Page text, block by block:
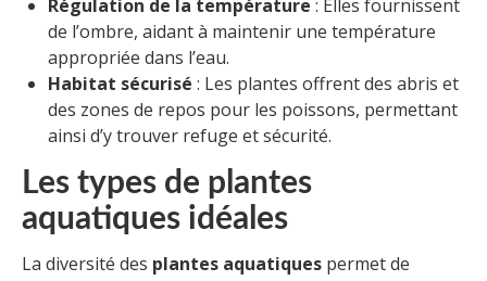
Régulation de la température : Elles fournissent
de l’ombre, aidant à maintenir une température
appropriée dans l’eau.
Habitat sécurisé : Les plantes offrent des abris et
des zones de repos pour les poissons, permettant
ainsi d’y trouver refuge et sécurité.
Les types de plantes
aquatiques idéales
La diversité des plantes aquatiques permet de